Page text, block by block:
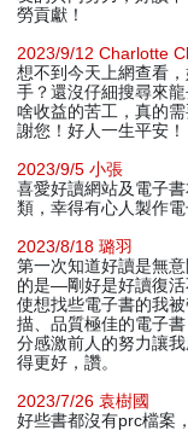
勞貢獻！
2023/9/12 Charlotte
想不到今天上網查看
手？還沒仔細搜尋來
啥收益的苦工，真的
謝您！好人一生平安！
2023/9/5 小張
喜愛好讀網站及電子
類，幸得有心人製作
2023/8/18 璐羽
第一次知道好讀是無
的是—剛好是好讀復活
使想找些電子書的我
描、品質極佳的電子
分感激前人的努力讓
得更好，讚。
2023/7/26 袁樹國
好些書都沒有prc檔案